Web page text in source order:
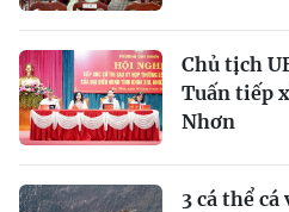
Chủ tịch
Tuấn tiếp
Nhơn
3 cá thể